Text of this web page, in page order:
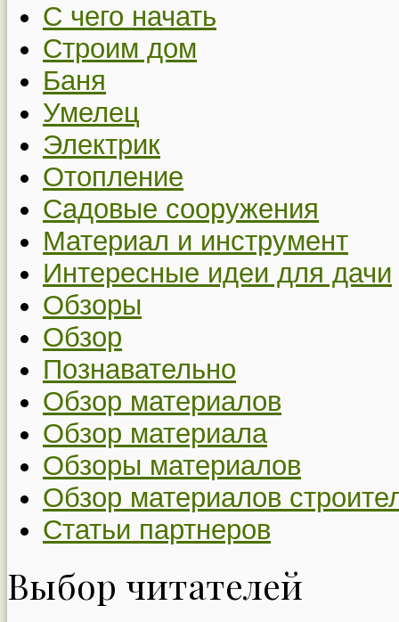
С чего начать
Строим дом
Баня
Умелец
Электрик
Отопление
Садовые сооружения
Материал и инструмент
Интересные идеи для дачи
Обзоры
Обзор
Познавательно
Обзор материалов
Обзор материала
Обзоры материалов
Обзор материалов
Статьи партнеров
Выбор читателей